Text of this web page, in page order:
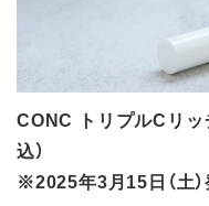
CONC トリプルCリ
込）
※2025年3月15日（土